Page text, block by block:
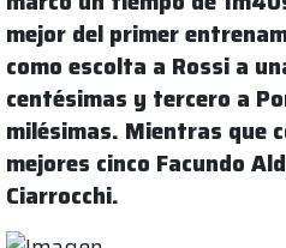
mejor del primer
como escolta a Rossi a
centésimas y tercero a
milésimas. Mientras que
mejores cinco Facundo
Ciarrocchi.